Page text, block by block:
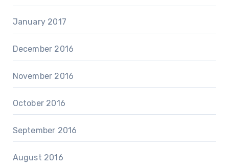
January 2017
December 2016
November 2016
October 2016
September 2016
August 2016